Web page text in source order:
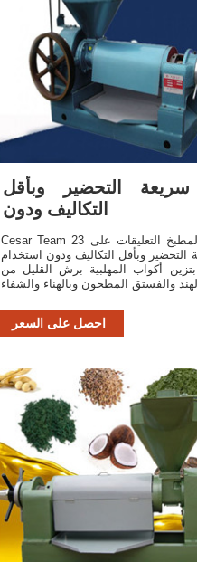
التحضير وبأقل
التكاليف ودون
Cesar Team 23 مايو، 2018 المطبخ التعليقات على
التحضير وبأقل التكاليف ودون استخدام
أكواب المهلبية برش القليل من
احصل على السعر